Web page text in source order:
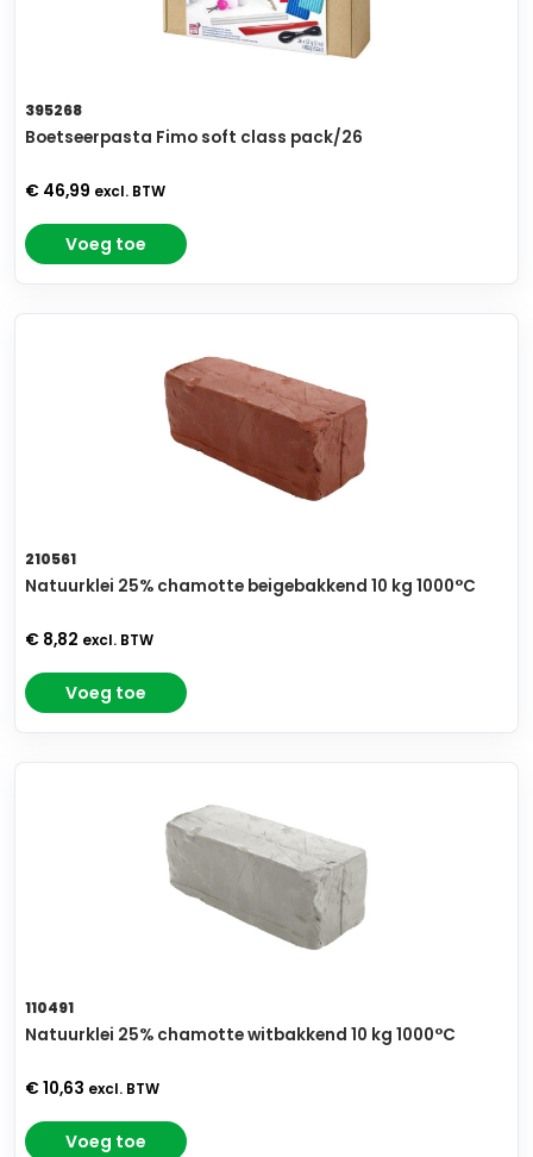
395268
Boetseerpasta Fimo soft class pack/26
€ 46,99 excl. BTW
Voeg toe
210561
Natuurklei 25% chamotte beigebakkend 10 kg 1000°C
€ 8,82 excl. BTW
Voeg toe
110491
Natuurklei 25% chamotte witbakkend 10 kg 1000°C
€ 10,63 excl. BTW
Voeg toe